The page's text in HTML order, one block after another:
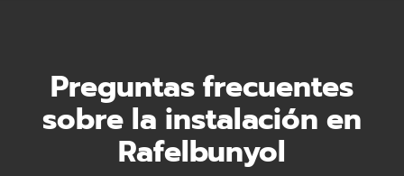
Preguntas frecuentes
sobre la instalación en
Rafelbunyol